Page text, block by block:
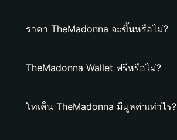
ราคา TheMadonna จะขึ้นหรือไม่?
TheMadonna Wallet ฟรีหรือไม่?
โทเค็น TheMadonna มีมูลค่าเท่าไร?